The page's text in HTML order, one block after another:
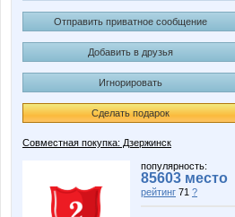
Отправить приватное сообщение
Добавить в друзья
Игнорировать
Сделать подарок
Совместная покупка: Дзержинск
популярность:
85603 место
рейтинг 71 ?